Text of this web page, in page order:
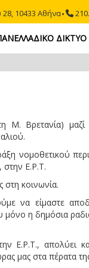
28, 10433 Αθήνα
ΔΙΚΤΥΟ
Μ. Βρετανία)
νομοθετικού
στην Ε.Ρ.Τ.
στη κοινωνία.
να είμαστε
η δημόσια
Ε.Ρ.Τ., απολύει
μας στα πέρατα